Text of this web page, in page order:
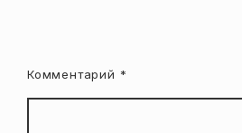
Комментарий *